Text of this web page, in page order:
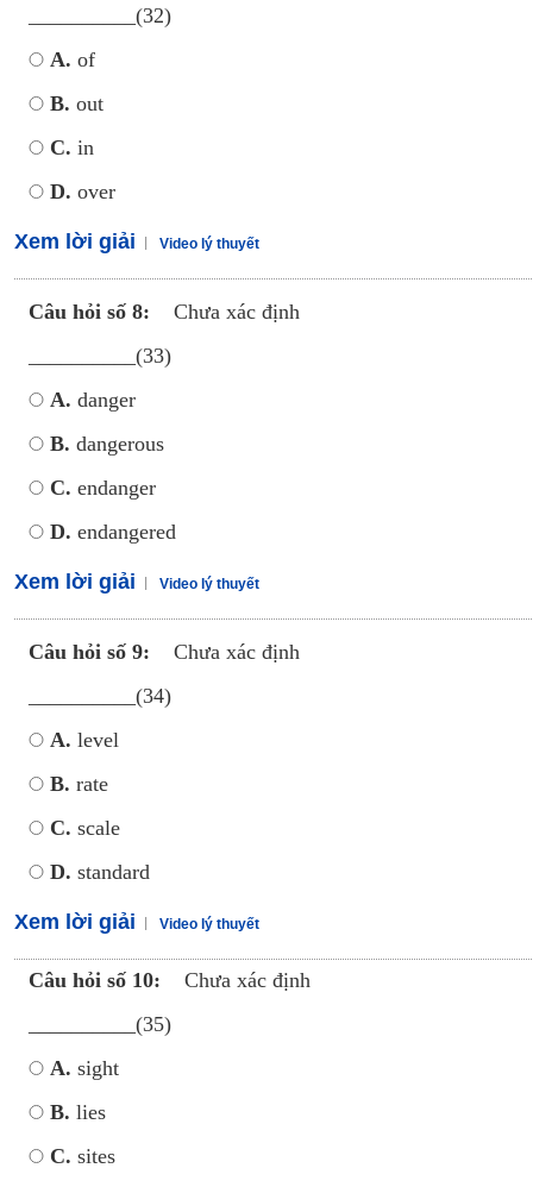
__________(32)
A. of
B. out
C. in
D. over
Xem lời giải Video lý thuyết
Câu hỏi số 8:
Chưa xác định
__________(33)
A. danger
B. dangerous
C. endanger
D. endangered
Xem lời giải Video lý thuyết
Câu hỏi số 9:
Chưa xác định
__________(34)
A. level
B. rate
C. scale
D. standard
Xem lời giải Video lý thuyết
Câu hỏi số 10:
Chưa xác định
__________(35)
A. sight
B. lies
C. sites